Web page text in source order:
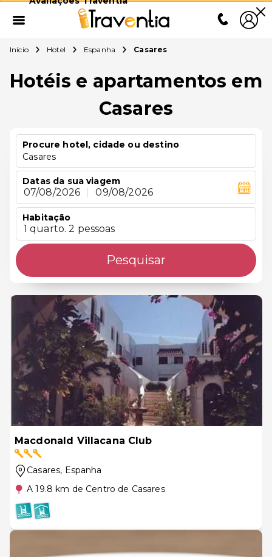
Início Hotel Espanha Casares
Hotéis e apartamentos em
Casares
Procure hotel, cidade ou destino
Casares
Datas da sua viagem
07/08/2026 09/08/2026
Habitação
1 quarto. 2 pessoas
Pesquisar
Macdonald Villacana Club
Casares, Espanha
A 19.8 km de Centro de Casares